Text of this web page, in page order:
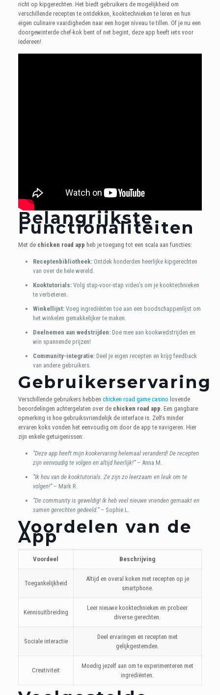
richt op kipgerechten. Het biedt gebruikers de mogelijkheid om
verschillende recepten te ontdekken, kooktechnieken te leren en hun
eigen culinaire vaardigheden naar een hoger niveau te tillen. Of je nu een
doorgewinterde chef-kok bent of net begint, deze app heeft iets voor
iedereen!
Belangrijkste
Functionaliteiten
Met de chicken road app heb je toegang tot een scala aan functies:
Receptenbibliotheek:Ontdek honderden heerlijke kipgerechten
van over de hele wereld.
Kooktutorials:Volg stap-voor-stap video’s om je kooktechnieken
te verbeteren.
Winkellijst:Voeg ingrediënten toe aan een boodschappenlijst om
het winkelen gemakkelijker te maken.
Deelnemen aan wedstrijden:Doe mee aan kookwedstrijden en
win spannende prijzen!
Community-integratie:Deel je eigen recepten en krijg feedback
van andere gebruikers.
Gebruikerservaring
Verschillende gebruikers hebben chicken road game casino lovende
beoordelingen achtergelaten over de chicken road app. Een gangbare
opmerking is hoe gebruiksvriendelijk de interface is. Zelfs minder
ervaren koks vonden het eenvoudig om door de app te navigeren. Hier
zijn enkele getuigenissen:
“Deze app heeft mijn kookervaring helemaal veranderd! De recepten
zijn eenvoudig te volgen en altijd heerlijk!”– Anna M.
“Ik hou van de kooktutorials. Ze zijn zo leerzaam en leuk om te
volgen!”– Mark R.
“De community is geweldig! Ik heb veel nieuwe vrienden gemaakt en
samen gerechten gedeeld.”– Sophie L.
Voordelen van de
App
Voordeel Beschrijving
Toegankelijkheid
Altijd en overal koken met recepten op je
smartphone.
Kennisuitbreiding
Leer nieuwe kooktechnieken en probeer
diverse gerechten.
Sociale interactie
Deel ervaringen en recepten met
gelijkgestemden.
Creativiteit
Moedig jezelf aan om te experimenteren met
ingrediënten.